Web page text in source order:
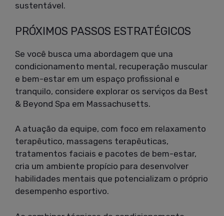
sustentável.
PRÓXIMOS PASSOS ESTRATÉGICOS
Se você busca uma abordagem que una
condicionamento mental, recuperação muscular
e bem-estar em um espaço profissional e
tranquilo, considere explorar os serviços da Best
& Beyond Spa em Massachusetts.
A atuação da equipe, com foco em relaxamento
terapêutico, massagens terapêuticas,
tratamentos faciais e pacotes de bem-estar,
cria um ambiente propício para desenvolver
habilidades mentais que potencializam o próprio
desempenho esportivo.